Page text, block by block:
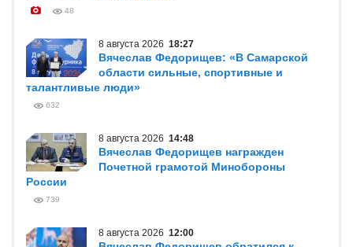
48
8 августа 2026 18:27
Вячеслав Федорищев: «В Самарской
области сильные, спортивные и
талантливые люди»
632
8 августа 2026 14:48
Вячеслав Федорищев награжден
Почетной грамотой Минобороны
России
739
8 августа 2026 12:00